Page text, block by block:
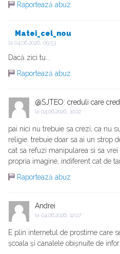
Raportează abuz
Matei_cel_nou
la 04.06.2026, 09:53
Dacă zici tu...
Raportează abuz
@SJTEO: creduli care cred
la 04.06.2026, 10:22
pai nici nu trebuie sa crezi, ca nu
religie. trebuie doar sa ai un strop
cat sa refuzi manipularea si sa
propria imagine, indiferent cat de
Raportează abuz
Andrei
la 04.06.2026, 12:07
E plin internetul de prostime care
școala și canalele obișnuite de